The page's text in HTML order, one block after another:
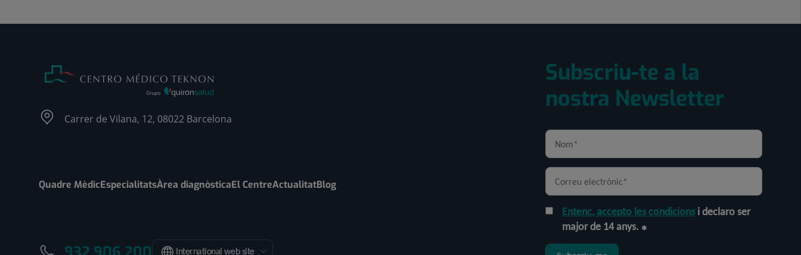
Carrer de Vilana, 12, 08022 Barcelona
Quadre MèdicEspecialitatsÀrea diagnòsticaEl CentreActualitatBlog
International web site
Subscriu-te a la
nostra Newsletter
Entenc, accepto les condicions i declaro ser
major de 14 anys.